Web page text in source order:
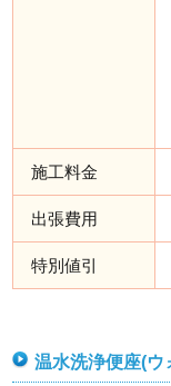
施工料金
出張費用
特別値引
温水洗浄便座(ウ